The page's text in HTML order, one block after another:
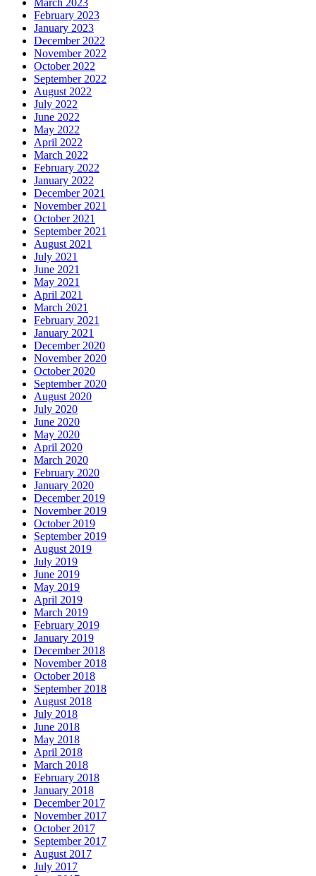
March 2023
February 2023
January 2023
December 2022
November 2022
October 2022
September 2022
August 2022
July 2022
June 2022
May 2022
April 2022
March 2022
February 2022
January 2022
December 2021
November 2021
October 2021
September 2021
August 2021
July 2021
June 2021
May 2021
April 2021
March 2021
February 2021
January 2021
December 2020
November 2020
October 2020
September 2020
August 2020
July 2020
June 2020
May 2020
April 2020
March 2020
February 2020
January 2020
December 2019
November 2019
October 2019
September 2019
August 2019
July 2019
June 2019
May 2019
April 2019
March 2019
February 2019
January 2019
December 2018
November 2018
October 2018
September 2018
August 2018
July 2018
June 2018
May 2018
April 2018
March 2018
February 2018
January 2018
December 2017
November 2017
October 2017
September 2017
August 2017
July 2017